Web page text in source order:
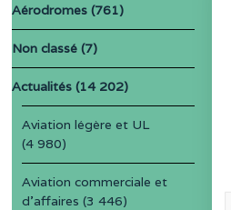
Aérodromes (761)
Non classé (7)
Actualités (14 202)
Aviation légère et UL
(4 980)
Aviation commerciale et
d'affaires (3 446)